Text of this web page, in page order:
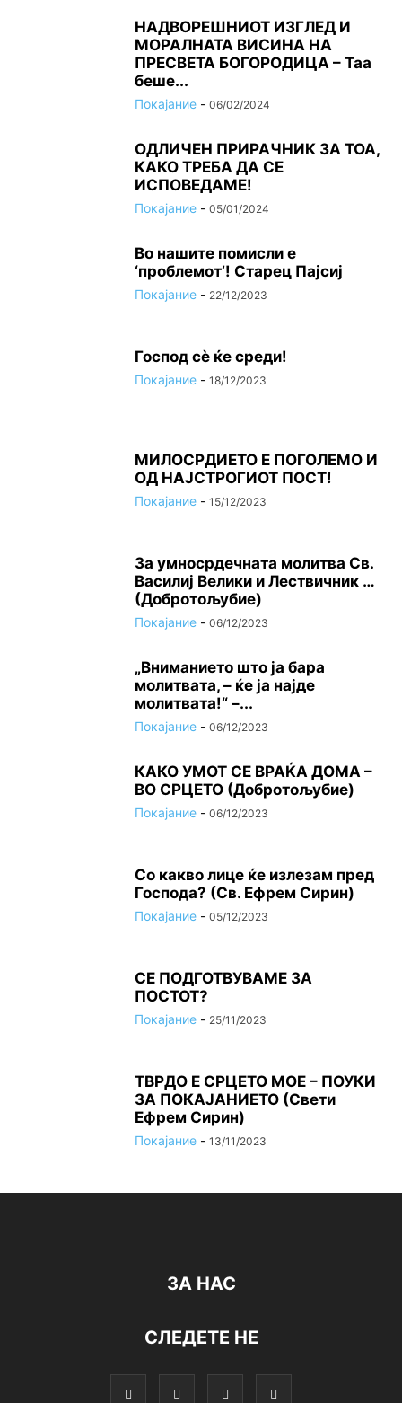
НАДВОРЕШНИОТ ИЗГЛЕД И
МОРАЛНАТА ВИСИНА HA
ПРЕСВЕТА БОГОРОДИЦА – Таа
беше...
Покајание - 06/02/2024
ОДЛИЧЕН ПРИРАЧНИК ЗА ТОА,
КАКО ТРЕБА ДА СЕ
ИСПОВЕДАМЕ!
Покајание - 05/01/2024
Во нашите помисли е
‘проблемот’! Старец Пајсиј
Покајание - 22/12/2023
Господ сѐ ќе среди!
Покајание - 18/12/2023
МИЛОСРДИЕТО Е ПОГОЛЕМО И
ОД НАЈСТРОГИОТ ПОСТ!
Покајание - 15/12/2023
За умносрдечната молитва Св.
Василиј Велики и Лествичник …
(Добротољубие)
Покајание - 06/12/2023
„Вниманието што jа бара
молитвата, – ќе jа најде
молитвата!“ –...
Покајание - 06/12/2023
КАКО УМОТ СЕ ВРАЌА ДОМА –
ВО СРЦЕТО (Добротољубие)
Покајание - 06/12/2023
Со какво лице ќе излезам пред
Господа? (Св. Ефрем Сирин)
Покајание - 05/12/2023
СЕ ПОДГОТВУВАМЕ ЗА
ПОСТОТ?
Покајание - 25/11/2023
ТВРДО Е СРЦЕТО МОЕ – ПОУКИ
ЗА ПОКАЈАНИЕТО (Свети
Ефрем Сирин)
Покајание - 13/11/2023
ЗА НАС
СЛЕДЕТЕ НЕ